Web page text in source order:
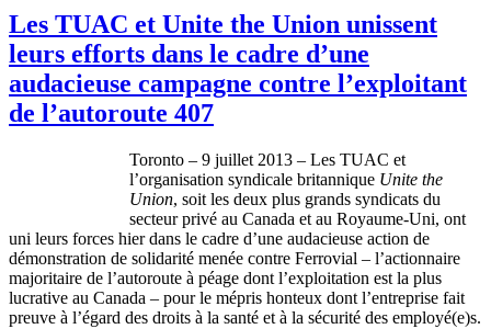
Les TUAC et Unite the Union unissent
leurs efforts dans le cadre d’une
audacieuse campagne contre l’exploitant
de l’autoroute 407
Toronto – 9 juillet 2013 – Les TUAC et
l’organisation syndicale britannique Unite the
Union, soit les deux plus grands syndicats du
secteur privé au Canada et au Royaume-Uni, ont
uni leurs forces hier dans le cadre d’une audacieuse action de
démonstration de solidarité menée contre Ferrovial – l’actionnaire
majoritaire de l’autoroute à péage dont l’exploitation est la plus
lucrative au Canada – pour le mépris honteux dont l’entreprise fait
preuve à l’égard des droits à la santé et à la sécurité des employé(e)s.